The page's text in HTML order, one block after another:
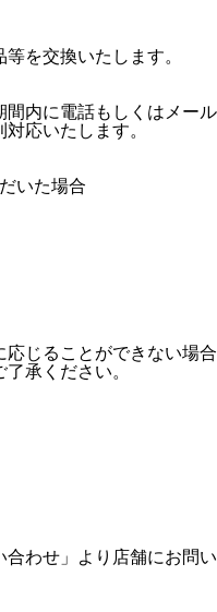
を交換いたします。
間内に電話もしくはメール
応いたします。
いた場合
応じることができない場合
承ください。
わせ」より店舗にお問い